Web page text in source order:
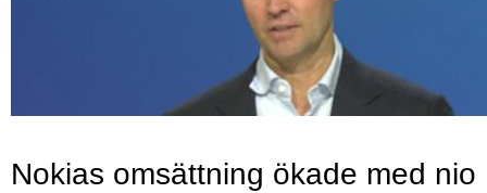
Nokias omsättning ökade med nio